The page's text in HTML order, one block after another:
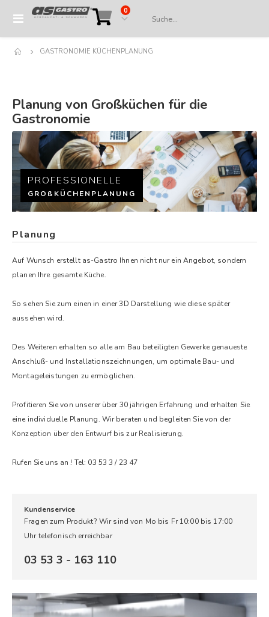
Navigation
Cart
0Artikel
GASTRONOMIE KÜCHENPLANUNG
Planung von Großküchen für die
Gastronomie
PROFESSIONELLE
GROßKÜCHENPLANUNG
Planung
Auf Wunsch erstellt as-Gastro Ihnen nicht nur ein Angebot, sondern
planen Ihre gesamte Küche.
So sehen Sie zum einen in einer 3D Darstellung wie diese später
aussehen wird.
Des Weiteren erhalten so alle am Bau beteiligten Gewerke genaueste
Anschluß- und Installationszeichnungen, um optimale Bau- und
Montageleistungen zu ermöglichen.
Profitieren Sie von unserer über 30 jährigen Erfahrung und erhalten Sie
eine individuelle Planung. Wir beraten und begleiten Sie von der
Konzeption über den Entwurf bis zur Realisierung.
Rufen Sie uns an ! Tel: 03 53 3 / 23 47
Kundenservice
Fragen zum Produkt? Wir sind von Mo bis Fr 10:00 bis 17:00
Uhr telefonisch erreichbar
03 53 3 - 163 110